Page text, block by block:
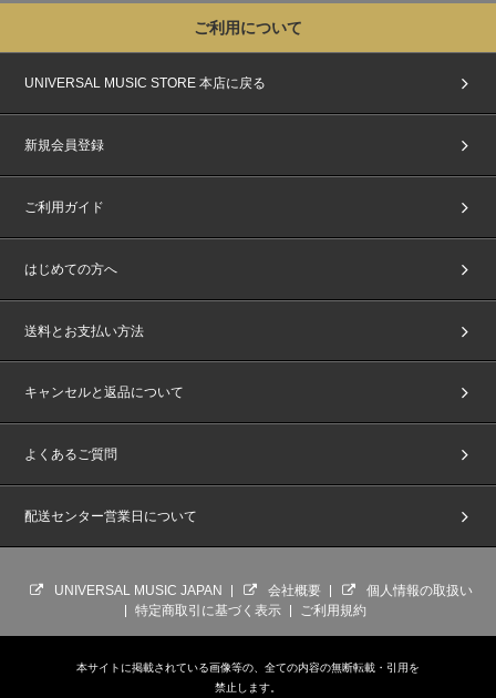
ご利用について
UNIVERSAL MUSIC STORE 本店に戻る
新規会員登録
ご利用ガイド
はじめての方へ
送料とお支払い方法
キャンセルと返品について
よくあるご質問
配送センター営業日について
UNIVERSAL MUSIC JAPAN 会社概要
個人情報の取扱い
特定商取引に基づく表示
ご利用規約
本サイトに掲載されている画像等の、全ての内容の無断転載・引用を
禁止します。